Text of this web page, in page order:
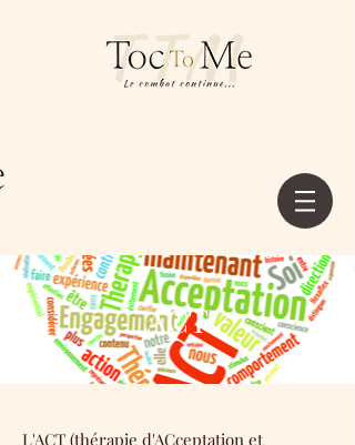
ACT
L'ACT (thérapie d'ACceptation et